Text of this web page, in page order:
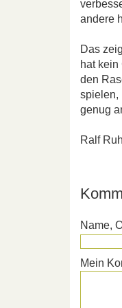
andere
Das
hat kein
den
spielen,
genug
Ralf Ruhl
Name,
Mein